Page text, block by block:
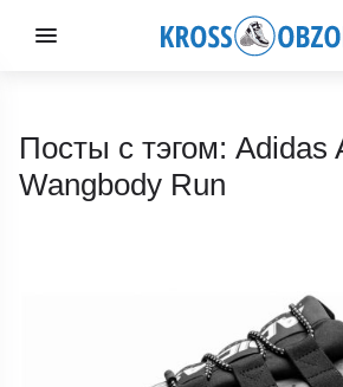
Посты с тэгом: Adidas
Wangbody Run